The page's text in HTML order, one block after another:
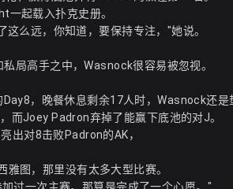
起载入扑克史册。
么远，你知道，要保持专注，"她说。
局高手之中，Wasnock很容易被忽视。
，晚餐休息剩余17人时，Wasnock还是
而Joey Padron弃掉了能赢下底池的对J。
出对8击败Padron的AK，
图，那里没有太多大型比赛。